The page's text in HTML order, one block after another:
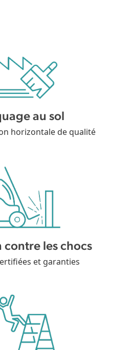
au sol
horizontale de qualité
contre les chocs
et garanties